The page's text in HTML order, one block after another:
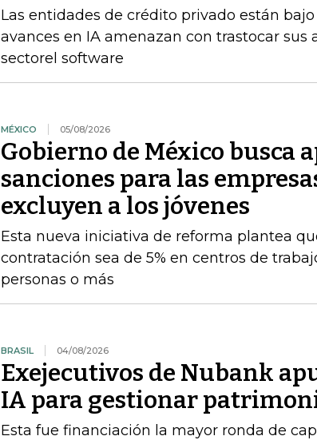
Las entidades de crédito privado están
avances en IA amenazan con trastocar sus
sectorel software
MÉXICO 05/08/2026
Gobierno de México busca
sanciones para las
excluyen a los jóvenes
Esta nueva iniciativa de reforma plantea
contratación sea de 5% en centros de
personas o más
BRASIL 04/08/2026
Exejecutivos de Nubank
IA para gestionar
Esta fue financiación la mayor ronda de